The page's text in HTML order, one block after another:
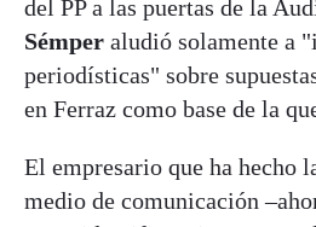
del PP a las puertas de la
Sémper aludió solamente a
periodísticas" sobre
en Ferraz como base de la
El empresario que ha hecho
medio de comunicación